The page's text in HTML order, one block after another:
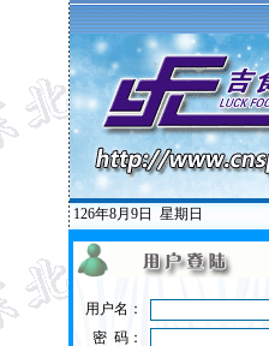
126年8月9日 星期日
用户名：
密 码：